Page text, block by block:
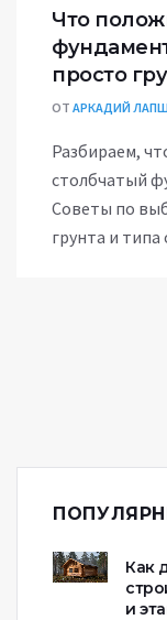
Что
просто
ОТ АРКАДИЙ
Разбираем,
столбчатый
Советы по
грунта и типа
Как
и